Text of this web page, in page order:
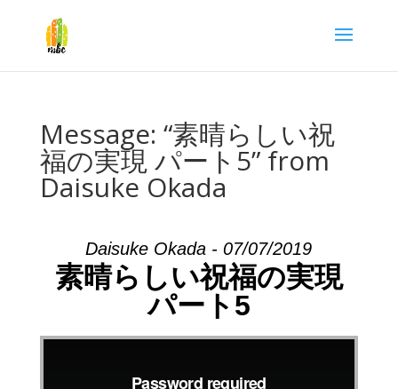
Message: “素晴らしい祝
福の実現 パート5” from
Daisuke Okada
Daisuke Okada - 07/07/2019
素晴らしい祝福の実現
パート5